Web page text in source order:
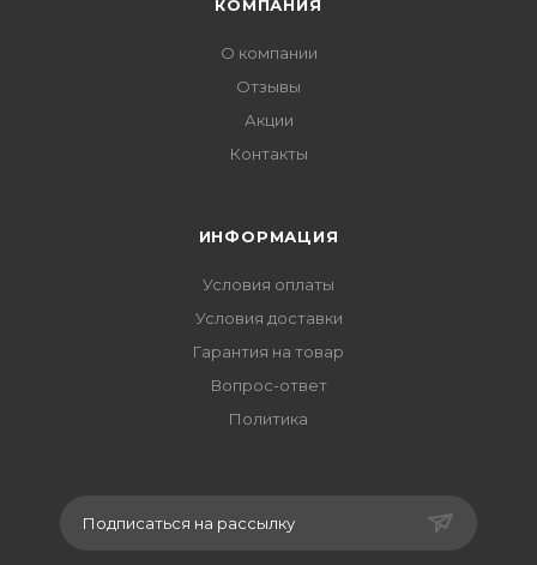
КОМПАНИЯ
О компании
Отзывы
Акции
Контакты
ИНФОРМАЦИЯ
Условия оплаты
Условия доставки
Гарантия на товар
Вопрос-ответ
Политика
Подписаться на рассылку